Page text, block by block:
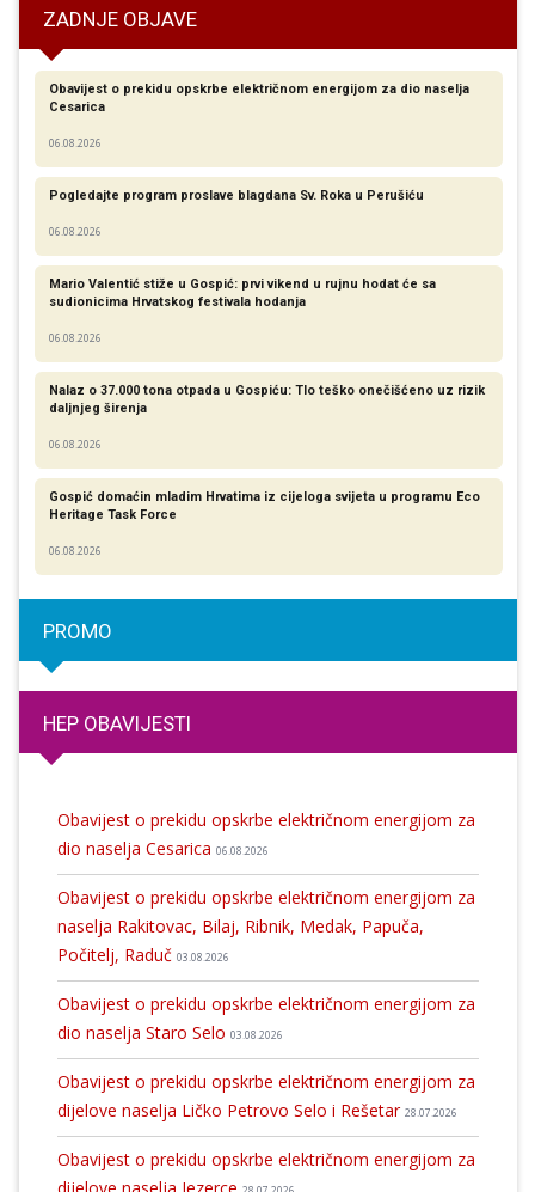
ZADNJE OBJAVE
Obavijest o prekidu opskrbe električnom energijom za dio naselja
Cesarica
06.08.2026
Pogledajte program proslave blagdana Sv. Roka u Perušiću
06.08.2026
Mario Valentić stiže u Gospić: prvi vikend u rujnu hodat će sa
sudionicima Hrvatskog festivala hodanja
06.08.2026
Nalaz o 37.000 tona otpada u Gospiću: Tlo teško onečišćeno uz rizik
daljnjeg širenja
06.08.2026
Gospić domaćin mladim Hrvatima iz cijeloga svijeta u programu Eco
Heritage Task Force
06.08.2026
PROMO
HEP OBAVIJESTI
Obavijest o prekidu opskrbe električnom energijom za
dio naselja Cesarica 06.08.2026
Obavijest o prekidu opskrbe električnom energijom za
naselja Rakitovac, Bilaj, Ribnik, Medak, Papuča,
Počitelj, Raduč 03.08.2026
Obavijest o prekidu opskrbe električnom energijom za
dio naselja Staro Selo 03.08.2026
Obavijest o prekidu opskrbe električnom energijom za
dijelove naselja Ličko Petrovo Selo i Rešetar 28.07.2026
Obavijest o prekidu opskrbe električnom energijom za